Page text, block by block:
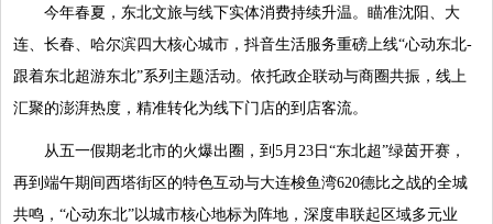
今年春夏，东北文旅与线下实体消费持续升温。瞄准沈阳、大
连、长春、哈尔滨四大核心城市，抖音生活服务重磅上线“心动东北-
跟着东北超游东北”系列主题活动。依托政企联动与商圈共振，线上
汇聚的澎湃热度，精准转化为线下门店的到店客流。
从五一假期老北市的火爆出圈，到5月23日“东北超”绿茵开赛，
再到端午期间西塔街区的特色互动与大连梭鱼湾620德比之战的全城
共鸣，“心动东北”以城市核心地标为阵地，深度串联起区域多元业